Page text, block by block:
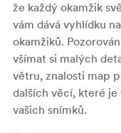
že každý okamžik
vám dává vyhlídku
okamžiků.
všímat si malých
větru, znalosti map
dalších věcí, které
vašich snímků.